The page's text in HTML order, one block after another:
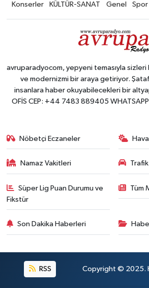
Konserler
KÜLTÜR-SANAT Genel Spor
avruparadyocom, yepyeni temasıyla
ve modernizmi bir araya getiriyor.
insanlara haber okuyabilecekleri bir
OFİS CEP: +44 7483 889405
Nöbetçi Eczaneler
Namaz Vakitleri
Süper Lig Puan Durumu ve
Fikstür
Tüm
Son Dakika Haberleri
RSS Copyright © 2025.